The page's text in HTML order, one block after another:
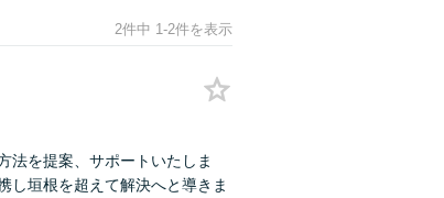
2件中 1-2件を表示
法を提案、サポートいたしま
し垣根を超えて解決へと導きま